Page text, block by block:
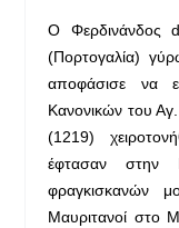
Ο Φερδινάνδος
(Πορτογαλία)
αποφάσισε να
Κανονικών του
(1219)
έφτασαν στην
φραγκισκανών
Μαυριτανοί στο